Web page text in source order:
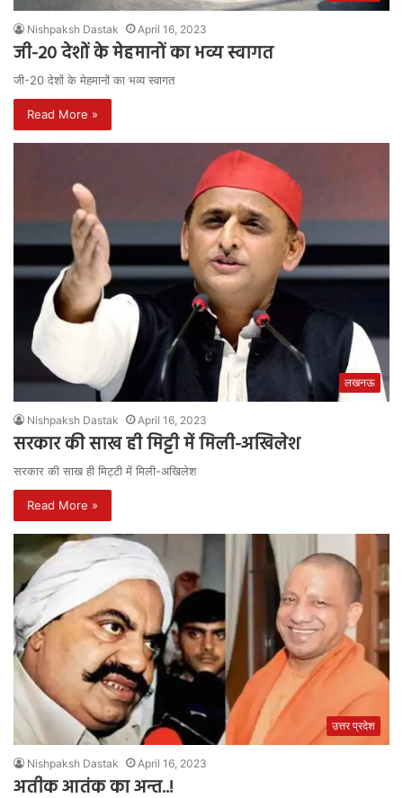
Nishpaksh Dastak April 16, 2023
जी-20 देशों के मेहमानों का भव्य स्वागत
जी-20 देशों के मेहमानों का भव्य स्वागत
Read More »
लखनऊ
Nishpaksh Dastak April 16, 2023
सरकार की साख ही मिट्टी में मिली-अखिलेश
सरकार की साख ही मिट्टी में मिली-अखिलेश
Read More »
उत्तर प्रदेश
Nishpaksh Dastak April 16, 2023
अतीक आतंक का अन्त..!